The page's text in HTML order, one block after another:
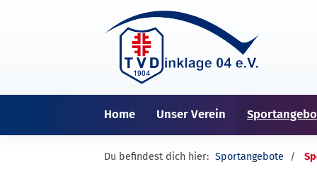
Home Unser Verein
Du befindest dich hier: Sportangebote